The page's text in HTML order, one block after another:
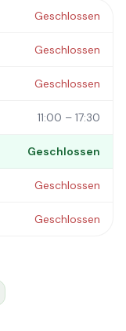
Geschlossen
Geschlossen
Geschlossen
11:00 – 17:30
Geschlossen
Geschlossen
Geschlossen